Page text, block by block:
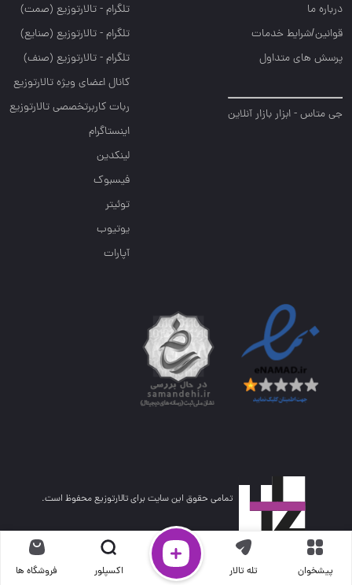
پیشخوان تله تالار اکسپلور فروشگاه ها
درباره ما
قوانین/شرایط خدمات
پرسش های متداول
جی متاس - ابزار بازار آنلاین
تلگرام - تالارتوزيع (صمت)
تلگرام - تالارتوزيع (صنايع)
تلگرام - تالارتوزیع (صنف)
کانال اعضای ویژه تالارتوزیع
ربات کاربرتخصصی تالارتوزیع
اینستاگرام
لینکدین
فیسبوک
توئیتر
یوتیوب
آپارات
تمامی حقوق این سایت برای تالارتوزیع محفوظ است.